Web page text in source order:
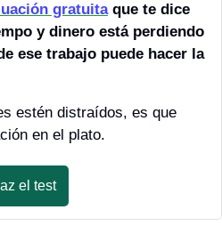
gratuita que te dice
y dinero está perdiendo
ese trabajo puede hacer la
estén distraídos, es que
en el plato.
el test